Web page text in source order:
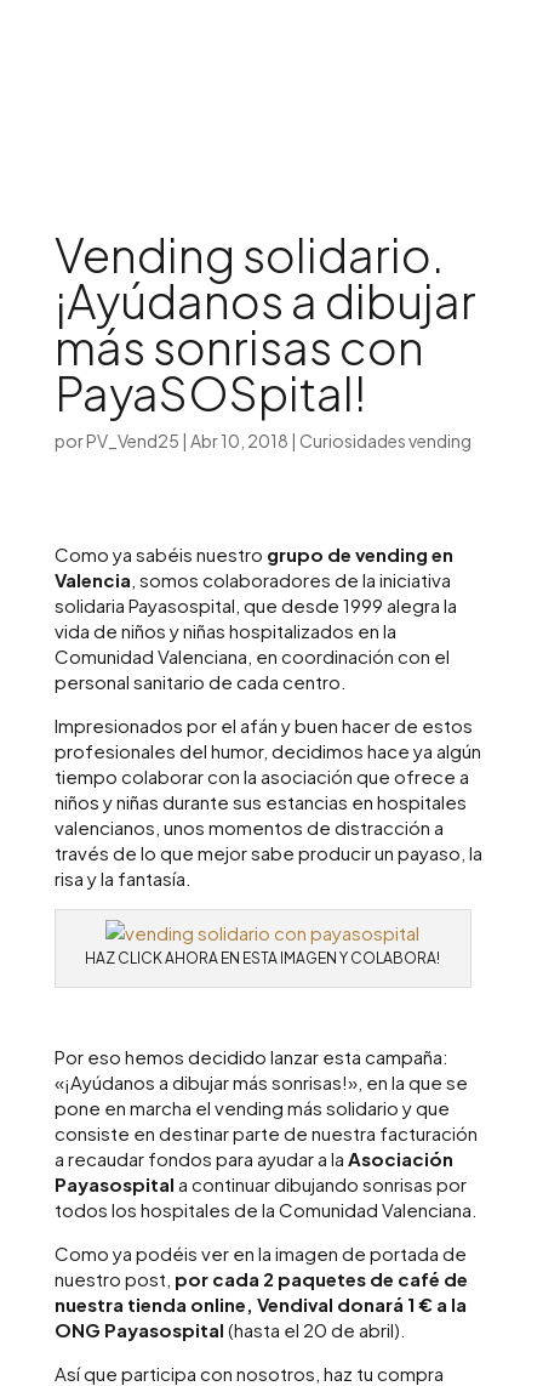
Vending solidario.
¡Ayúdanos a dibujar
más sonrisas con
PayaSOSpital!
porPV_Vend25 | Abr 10, 2018 | Curiosidades vending
Como ya sabéis nuestro grupo de vending en
Valencia , somos colaboradores de la iniciativa
solidaria Payasospital, que desde 1999 alegra la
vida de niños y niñas hospitalizados en la
Comunidad Valenciana, en coordinación con el
personal sanitario de cada centro.
Impresionados por el afán y buen hacer de estos
profesionales del humor, decidimos hace ya algún
tiempo colaborar con la asociación que ofrece a
niños y niñas durante sus estancias en hospitales
valencianos, unos momentos de distracción a
través de lo que mejor sabe producir un payaso, la
risa y la fantasía.
HAZ CLICK AHORA EN ESTA IMAGEN Y COLABORA!
Por eso hemos decidido lanzar esta campaña:
«¡Ayúdanos a dibujar más sonrisas!», en la que se
pone en marcha el vending más solidario y que
consiste en destinar parte de nuestra facturación
a recaudar fondos para ayudar a la Asociación
Payasospital a continuar dibujando sonrisas por
todos los hospitales de la Comunidad Valenciana.
Como ya podéis ver en la imagen de portada de
nuestro post, por cada 2 paquetes de café de
nuestra tienda online, Vendival donará 1 € a la
ONG Payasospital (hasta el 20 de abril).
Así que participa con nosotros, haz tu compra